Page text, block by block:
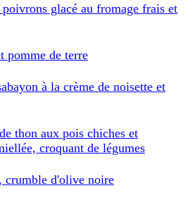
glacé au fromage frais et
pomme de terre
à la crème de noisette et
thon aux pois chiches et
croquant de légumes
crumble d'olive noire